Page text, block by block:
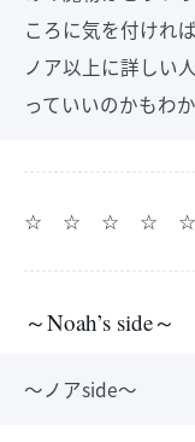
ころに気を付けれ
ノア以上に詳しい
っていいのかもわ
☆ ☆ ☆ ☆ ☆
～Noah’s side～
～ノアside～